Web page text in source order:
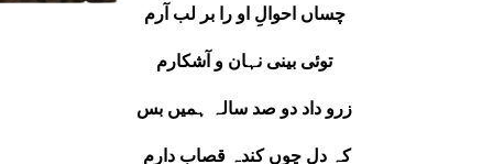
چساں احوالِ او را بر لب آرم
توئی بینی نہان و آشکارم
کہ دل چوں کندہ قصاب دارم